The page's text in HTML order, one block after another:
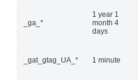
_ga_*
1 year 1
month 4
days
_gat_gtag_UA_* 1 minute